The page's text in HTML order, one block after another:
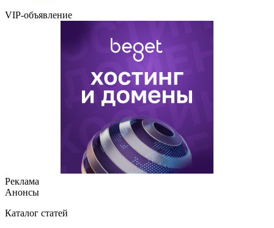
VIP-объявление
Реклама
Анонсы
Каталог статей